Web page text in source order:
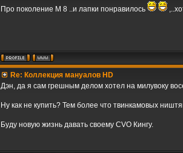
Про поколение М 8 ..и лапки понравилось
Re: Коллекция мануалов HD
Дэн, да я сам грешным делом хотел на милувоку
Ну как не купить? Тем более что твинкамовых
Буду новую жизнь давать своему CVO Кингу.